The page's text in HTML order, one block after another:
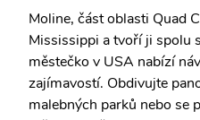
Moline, část oblasti Quad
Mississippi a tvoří ji spolu
městečko v USA nabízí
zajímavostí. Obdivujte
malebných parků nebo se